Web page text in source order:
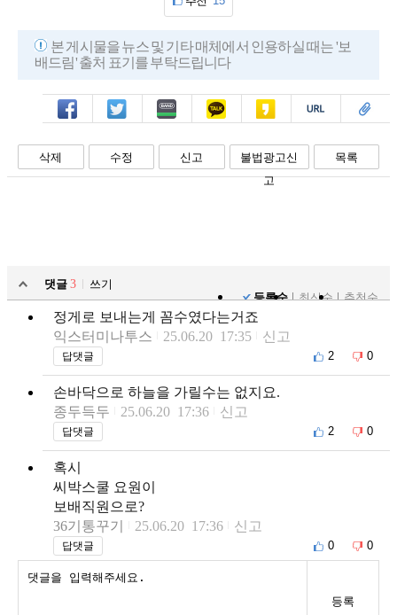
본 게시물을 뉴스 및 기타 매체에서 인용하실 때는 '보
배드림' 출처 표기를 부탁드립니다
페북 트윗 밴드 카톡 카스 복사 스크랩
삭제 수정 신고
불법광고신
고
목록
댓글 3
쓰기
등록순
최신순 추천순
정게로 보내는게 꼼수였다는거죠
익스터미나투스
25.06.20 17:35 신고
답댓글 2 0
손바닥으로 하늘을 가릴수는 없지요.
종두득두
25.06.20 17:36 신고
답댓글 2 0
혹시
씨박스쿨 요원이
보배직원으로?
36기통꾸기
25.06.20 17:36 신고
답댓글 0 0
등록